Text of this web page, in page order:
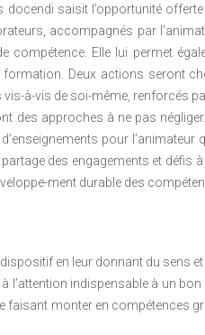
saisit l’opportunité
accompagnés par
compétence. Elle lui permet
Deux actions seront
à-vis de soi-même, renforcés
des approches à ne pas
pour l’animateur
des engagements et défis
ment durable des
en leur donnant du sens
indispensable à un bon
faisant monter en compétences